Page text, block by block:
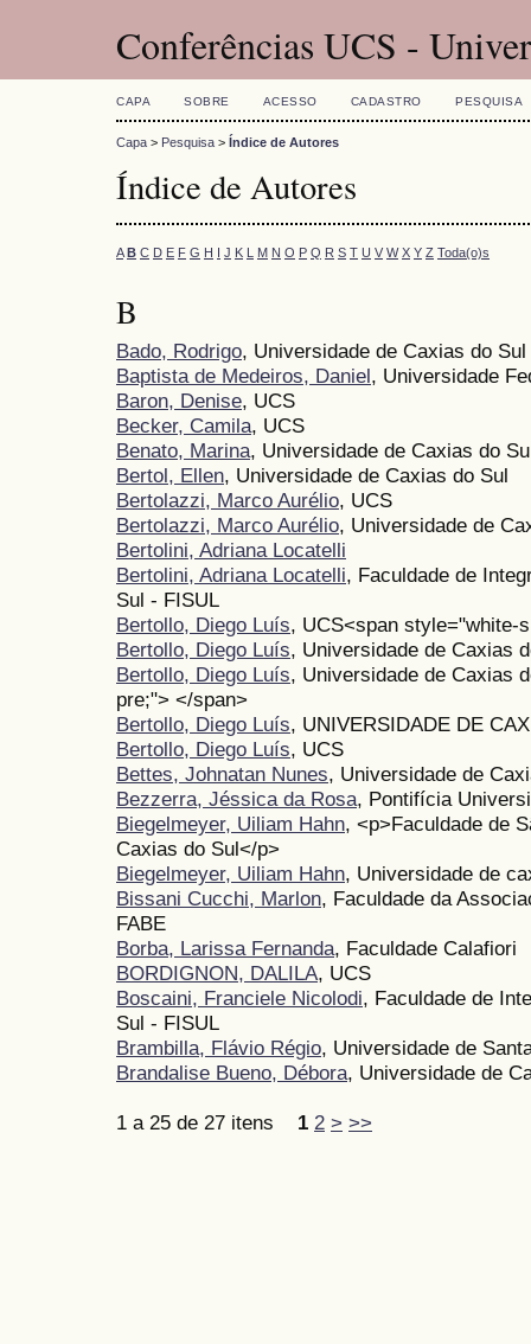
Conferências UCS -
CAPA SOBRE ACESSO CADASTRO PESQUISA
Capa > Pesquisa > Índice de Autores
Índice de Autores
A B C D E F G H I J K L M N O P Q R S T U V W X Y Z Toda(o)s
B
Bado, Rodrigo, Universidade de Caxias do
Baptista de Medeiros, Daniel, Universidade
Baron, Denise, UCS
Becker, Camila, UCS
Benato, Marina, Universidade de Caxias do
Bertol, Ellen, Universidade de Caxias do Sul
Bertolazzi, Marco Aurélio, UCS
Bertolazzi, Marco Aurélio, Universidade de
Bertolini, Adriana Locatelli
Bertolini, Adriana Locatelli, Faculdade de
Sul - FISUL
Bertollo, Diego Luís, UCS<span style="white-
Bertollo, Diego Luís, Universidade de Caxias
Bertollo, Diego Luís, Universidade de Caxias
pre;"> </span>
Bertollo, Diego Luís, UNIVERSIDADE DE
Bertollo, Diego Luís, UCS
Bettes, Johnatan Nunes, Universidade de
Bezzerra, Jéssica da Rosa, Pontifícia
Biegelmeyer, Uiliam Hahn, <p>Faculdade de
Caxias do Sul</p>
Biegelmeyer, Uiliam Hahn, Universidade de
Bissani Cucchi, Marlon, Faculdade da
FABE
Borba, Larissa Fernanda, Faculdade Calafiori
BORDIGNON, DALILA, UCS
Boscaini, Franciele Nicolodi, Faculdade de
Sul - FISUL
Brambilla, Flávio Régio, Universidade de
Brandalise Bueno, Débora, Universidade de
1 a 25 de 27 itens 1 2 > >>